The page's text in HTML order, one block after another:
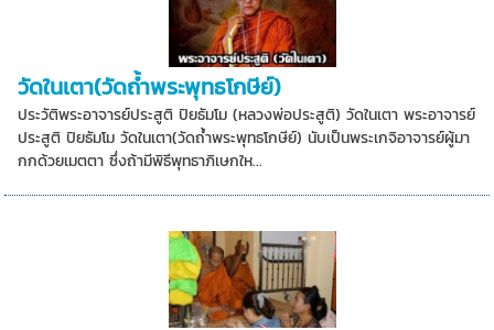
วัดในเตา(วัดถ้ำพระพุทธโกษีย์)
ประวัติพระอาจารย์ประสูติ ปิยธัมโม (หลวงพ่อประสูติ) วัดในเตา พระอาจารย์
ประสูติ ปิยธัมโม วัดในเตา(วัดถ้ำพระพุทธโกษีย์) นับเป็นพระเกจิอาจารย์ผู้มา
กกด้วยเมตตา ซึ่งถ้ามีพิธีพุทธาภิเษกให...